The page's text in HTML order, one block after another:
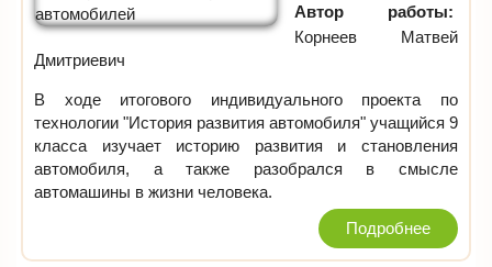
Автор работы:
Корнеев Матвей
Дмитриевич
В ходе итогового индивидуального проекта по
технологии "История развития автомобиля" учащийся 9
класса изучает историю развития и становления
автомобиля, а также разобрался в смысле
автомашины в жизни человека.
Подробнее